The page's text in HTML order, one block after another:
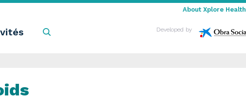
About Xplore Health
Developed by